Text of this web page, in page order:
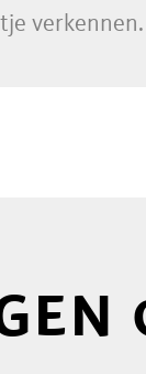
verkennen.